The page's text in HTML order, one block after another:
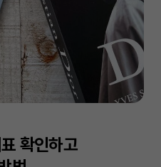
확인하고